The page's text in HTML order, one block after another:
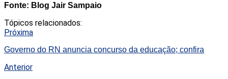
Fonte: Blog Jair Sampaio
Tópicos relacionados:
Próxima
Governo do RN anuncia concurso da educação; confira
Anterior